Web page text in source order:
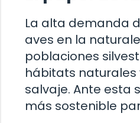
La alta demanda
aves en la
poblaciones
hábitats naturales
salvaje. Ante esta
más sostenible